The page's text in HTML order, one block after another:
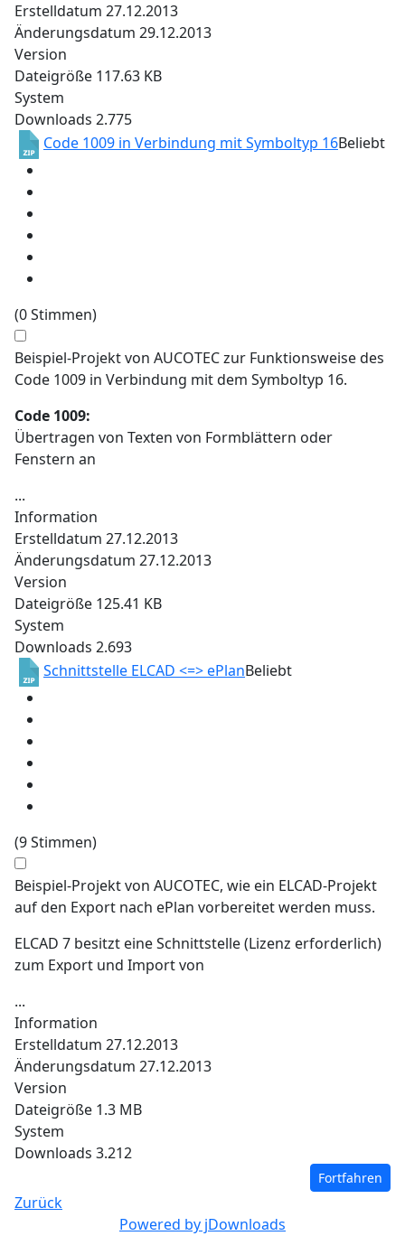
Erstelldatum 27.12.2013
Änderungsdatum 29.12.2013
Version
Dateigröße 117.63 KB
System
Downloads 2.775
Code 1009 in Verbindung mit Symboltyp 16Beliebt
(0 Stimmen)
Beispiel-Projekt von AUCOTEC zur Funktionsweise des
Code 1009 in Verbindung mit dem Symboltyp 16.
Code 1009:
Übertragen von Texten von Formblättern oder
Fenstern an
...
Information
Erstelldatum 27.12.2013
Änderungsdatum 27.12.2013
Version
Dateigröße 125.41 KB
System
Downloads 2.693
Schnittstelle ELCAD <=> ePlanBeliebt
(9 Stimmen)
Beispiel-Projekt von AUCOTEC, wie ein ELCAD-Projekt
auf den Export nach ePlan vorbereitet werden muss.
ELCAD 7 besitzt eine Schnittstelle (Lizenz erforderlich)
zum Export und Import von
...
Information
Erstelldatum 27.12.2013
Änderungsdatum 27.12.2013
Version
Dateigröße 1.3 MB
System
Downloads 3.212
Zurück
Powered by jDownloads